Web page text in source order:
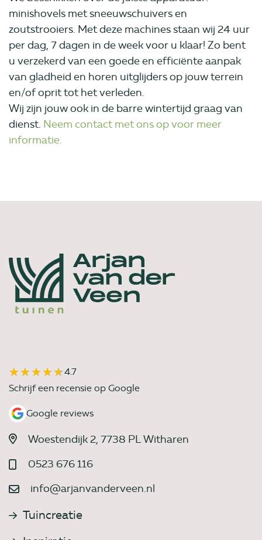
minishovels met sneeuwschuivers en
zoutstrooiers. Met deze machines staan wij 24 uur
per dag, 7 dagen in de week voor u klaar! Zo bent
u verzekerd van een goede en efficiënte aanpak
van gladheid en horen uitglijders op jouw terrein
en/of oprit tot het verleden.
Wij zijn jouw ook in de barre wintertijd graag van
dienst. Neem contact met ons op voor meer
informatie.
★★★★★
★★★★★4.7
Schrijf een recensie op Google
Google reviews
Woestendijk 2, 7738 PL Witharen
0523 676 116
info@arjanvanderveen.nl
Tuincreatie